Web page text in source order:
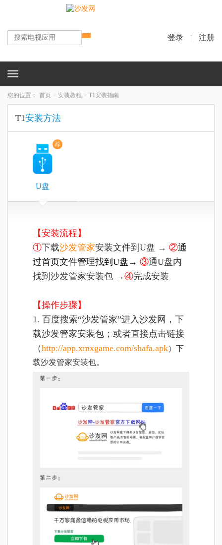
登录 注册
Toggle
navigation
您的位置： 首页 安装教程 T1安装指南
T1安装方法
荐
U盘
【安装流程】
①下载沙发管家安装文件到U盘 → ②通
过首页文件管理找到U盘 → ③通U盘内
找到沙发管家安装包 →④完成安装
【操作步骤】
1. 百度搜索“沙发管家”进入沙发网，下
载沙发管家安装包；或者直接点击链接
（http://app.xmxgame.com/shafa.apk）下
载沙发管家安装包。